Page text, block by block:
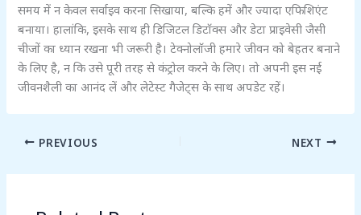
समय में न केवल सर्वाइव करना सिखाया, बल्कि हमें और ज्यादा एफिशिएंट
बनाया। हालांकि, इसके साथ ही डिजिटल डिटॉक्स और डेटा प्राइवेसी जैसी
चीजों का ध्यान रखना भी जरूरी है। टेक्नोलॉजी हमारे जीवन को बेहतर बनाने
के लिए है, न कि उसे पूरी तरह से कंट्रोल करने के लिए। तो अपनी इस नई
जीवनशैली का आनंद लें और लेटेस्ट गैजेट्स के साथ अपडेट रहें।
PREVIOUS NEXT